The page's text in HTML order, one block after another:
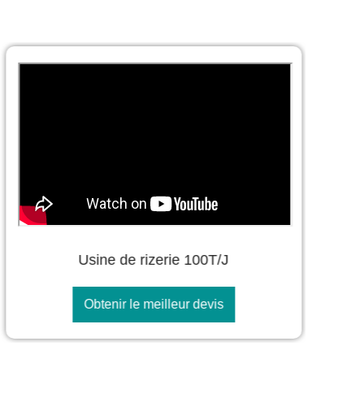
Usine de rizerie 100T/J
Obtenir le meilleur devis